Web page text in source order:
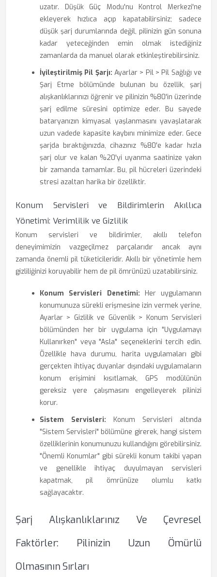
uzatır. Düşük Güç Modu'nu Kontrol Merkezi'ne
ekleyerek hızlıca açıp kapatabilirsiniz; sadece
düşük şarj durumlarında değil, pilinizin gün sonuna
kadar yeteceğinden emin olmak istediğiniz
zamanlarda da manuel olarak etkinleştirebilirsiniz.
İyileştirilmiş Pil Şarjı: Ayarlar > Pil > Pil Sağlığı ve
Şarj Etme bölümünde bulunan bu özellik, şarj
alışkanlıklarınızı öğrenir ve pilinizin %80'in üzerinde
şarj edilme süresini optimize eder. Bu sayede
bataryanızın kimyasal yaşlanmasını yavaşlatarak
uzun vadede kapasite kaybını minimize eder. Gece
şarjda bıraktığınızda, cihazınız %80'e kadar hızla
şarj olur ve kalan %20'yi uyanma saatinize yakın
bir zamanda tamamlar. Bu, pil hücreleri üzerindeki
stresi azaltan harika bir özelliktir.
Konum Servisleri ve Bildirimlerin Akıllıca
Yönetimi: Verimlilik ve Gizlilik
Konum servisleri ve bildirimler, akıllı telefon
deneyimimizin vazgeçilmez parçalarıdır ancak aynı
zamanda önemli pil tüketicileridir. Akıllı bir yönetimle hem
gizliliğinizi koruyabilir hem de pil ömrünüzü uzatabilirsiniz.
Konum Servisleri Denetimi: Her uygulamanın
konumunuza sürekli erişmesine izin vermek yerine,
Ayarlar > Gizlilik ve Güvenlik > Konum Servisleri
bölümünden her bir uygulama için "Uygulamayı
Kullanırken" veya "Asla" seçeneklerini tercih edin.
Özellikle hava durumu, harita uygulamaları gibi
gerçekten ihtiyaç duyanlar dışındaki uygulamaların
konum erişimini kısıtlamak, GPS modülünün
gereksiz yere çalışmasını engelleyerek pilinizi
korur.
Sistem Servisleri: Konum Servisleri altında
"Sistem Servisleri" bölümüne girerek, hangi sistem
özelliklerinin konumunuzu kullandığını görebilirsiniz.
"Önemli Konumlar" gibi sürekli konum takibi yapan
ve genellikle ihtiyaç duyulmayan servisleri
kapatmak, pil ömrünüze olumlu katkı
sağlayacaktır.
Şarj Alışkanlıklarınız Ve Çevresel
Faktörler: Pilinizin Uzun Ömürlü
Olmasının Sırları